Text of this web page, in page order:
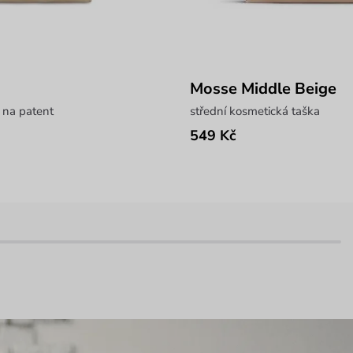
patent
Mosse Middle Beige
střední kosmetická taška
549 Kč